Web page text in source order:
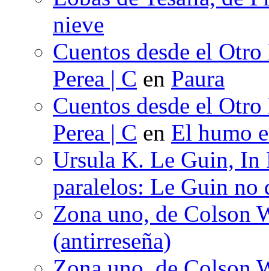
nieve
Cuentos desde el
Perea | C en Paura
Cuentos desde el
Perea | C en El humo
Ursula K. Le Guin, In
paralelos: Le Guin no
Zona uno, de Colson
(antirreseña)